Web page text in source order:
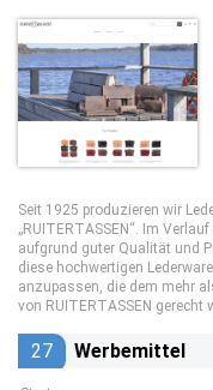
Seit 1925 produzieren wir
„RUITERTASSEN“. Im
aufgrund guter Qualität und
diese hochwertigen
anzupassen, die dem mehr
von RUITERTASSEN gerecht
27 Werbemittel